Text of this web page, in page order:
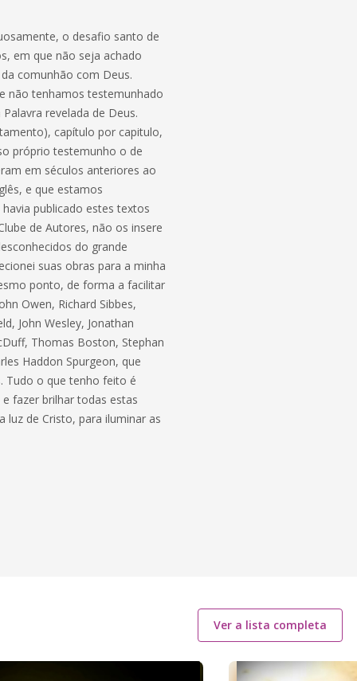
o desafio santo de
em que não seja achado
comunhão com Deus.
não tenhamos testemunhado
revelada de Deus.
capítulo por capitulo,
próprio testemunho o de
em séculos anteriores ao
e que estamos
publicado estes textos
de Autores, não os insere
do grande
suas obras para a minha
ponto, de forma a facilitar
Owen, Richard Sibbes,
John Wesley, Jonathan
Thomas Boston, Stephan
Haddon Spurgeon, que
Tudo o que tenho feito é
fazer brilhar todas estas
luz de Cristo, para iluminar as
Ver a lista completa